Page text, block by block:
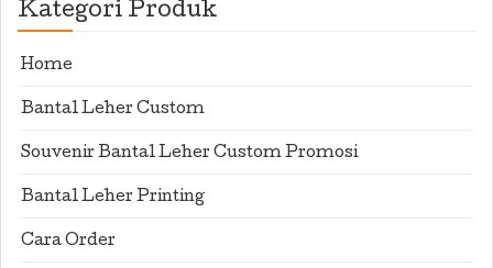
Kategori Produk
Home
Bantal Leher Custom
Souvenir Bantal Leher Custom Promosi
Bantal Leher Printing
Cara Order